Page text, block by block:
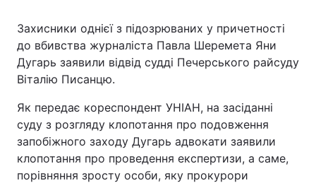
Захисники однієї з підозрюваних у причетності
до вбивства журналіста Павла Шеремета Яни
Дугарь заявили відвід судді Печерського райсуду
Віталію Писанцю.
Як передає кореспондент УНІАН, на засіданні
суду з розгляду клопотання про подовження
запобіжного заходу Дугарь адвокати заявили
клопотання про проведення експертизи, а саме,
порівняння зросту особи, яку прокурори